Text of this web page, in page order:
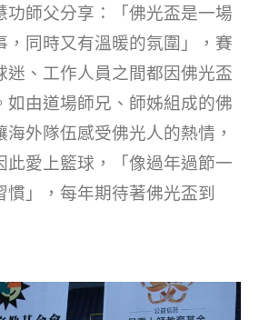
功師父分享：「佛光盃是一場
，同時又有溫暖的氛圍」，賽
迷、工作人員之間都因佛光盃
如由道場師兄、師姊組成的佛
外隊伍感受佛光人的熱情，
此愛上籃球，「像過年過節一
」，每年期待著佛光盃到